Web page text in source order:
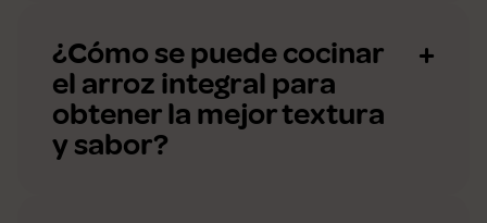
¿Cómo se puede cocinar
el arroz integral para
obtener la mejor textura
y sabor?